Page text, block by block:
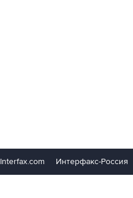
Interfax.com Интерфакс-Россия